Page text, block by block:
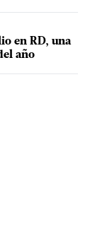
en RD, una
año